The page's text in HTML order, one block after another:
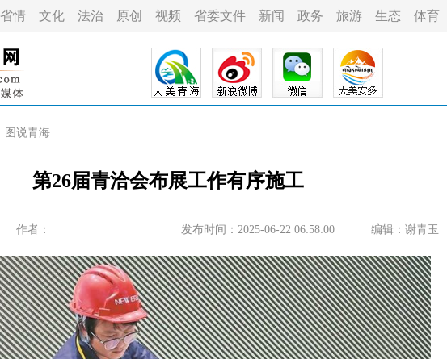
省情 文化 法治 原创 视频 省委文件 新闻 政务 旅游 生态 体育
图说青海
第26届青洽会布展工作有序施工
作者： 发布时间：2025-06-22 06:58:00 编辑：谢青玉